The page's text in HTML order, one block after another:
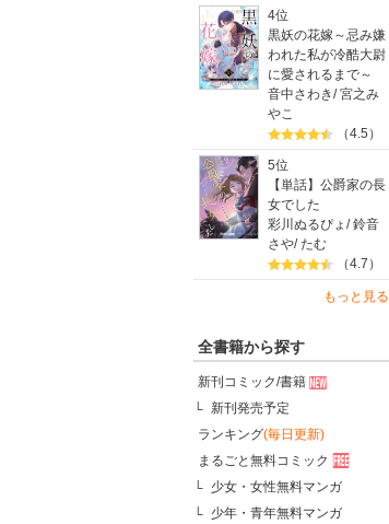
4位
黒妖の花嫁～忌み嫌
われた私が冷酷大尉
に愛されるまで～
音中さわき/宮之み
やこ
（4.5）
5位
【単話】公爵家の長
女でした
彩川ぬるぴょ /鈴音
さや/たむ
（4.7）
もっと見る
全書籍から探す
新刊コミック/書籍
新刊発売予定
ランキング(毎日更新)
まるごと無料コミック
少女・女性無料マンガ
少年・青年無料マンガ